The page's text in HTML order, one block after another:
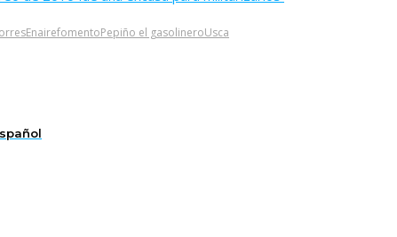
EnairefomentoPepiño el gasolineroUsca